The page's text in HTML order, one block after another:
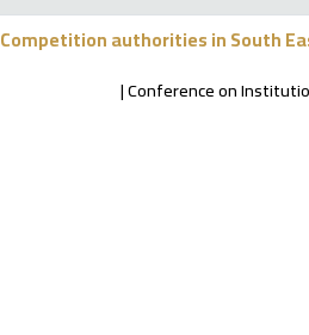
Competition authorities in South
Conference on